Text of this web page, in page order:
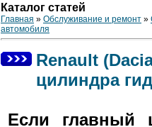
Каталог статей
Главная » Обслуживание и ремонт »
автомобиля
Renault
цилиндра
Если главный